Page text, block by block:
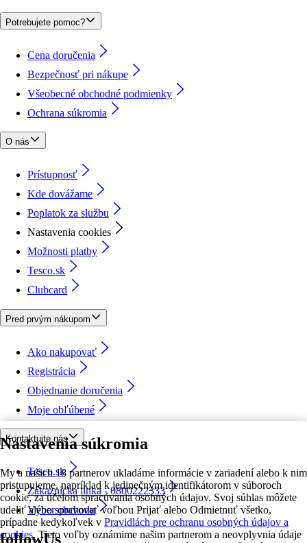
Nastavenia súkromia
My a našich 18 partnerov ukladáme informácie v zariadení alebo k nim
pristupujeme, napríklad k jedinečným identifikátorom v súboroch
cookie, za účelom spracúvania osobných údajov. Svoj súhlas môžete
udeliť alebo spravovať voľbou Prijať alebo Odmietnuť všetko,
prípadne kedykoľvek v Pravidlách pre ochranu osobných údajov a
cookies. Tieto voľby oznámime našim partnerom a neovplyvnia údaje
Potrebujete pomoc?
Cena doručenia
Bezpečnosť pri nákupe
Všeobecné obchodné podmienky
Ochrana súkromia
O nás
Prístupnosť
Kde dovážame
Poplatok za službu
Nastavenia cookies
Možnosti platby
Tesco.sk
Clubcard
Pred prvým nákupom
Ako nakupovať
Registrácia
Objednanie doručenia
Moje obľúbené
Kontaktujte nás
Tesco.sk
Zákaznícka linka - 0800222333
Výber obchodu
followUs